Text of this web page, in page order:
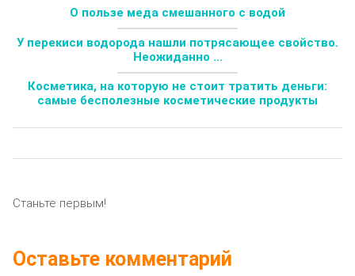
О пользе меда смешанного с водой
У перекиси водорода нашли потрясающее свойство.
Неожиданно …
Косметика, на которую не стоит тратить деньги:
самые бесполезные косметические продукты
Станьте первым!
Оставьте комментарий